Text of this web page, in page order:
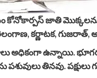
కోనోకార్పస్ జాతి
కర్ణాటక, గుజరాత్,
అధికంగా ఉన్నాయి.
తినవు. పక్షులు